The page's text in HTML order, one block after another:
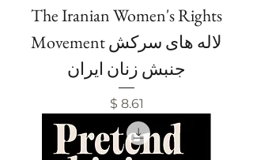
The Iranian Women's Rights
Movement لاله های سرکش
جنبش زنان ایران
Price
$ 8.61